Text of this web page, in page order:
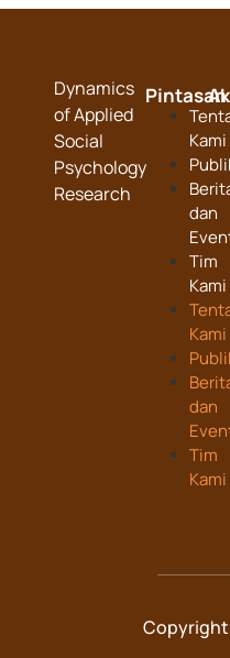
Dynamics
of Applied
Social
Psychology
Research
Pintasan
Kami
dan
Tim
Kami
Kami
dan
Tim
Kami
Copyright